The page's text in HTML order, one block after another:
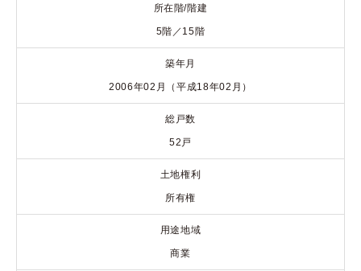
所在階/階建
5階／15階
築年月
2006年02月（平成18年02月）
総戸数
52戸
土地権利
所有権
用途地域
商業